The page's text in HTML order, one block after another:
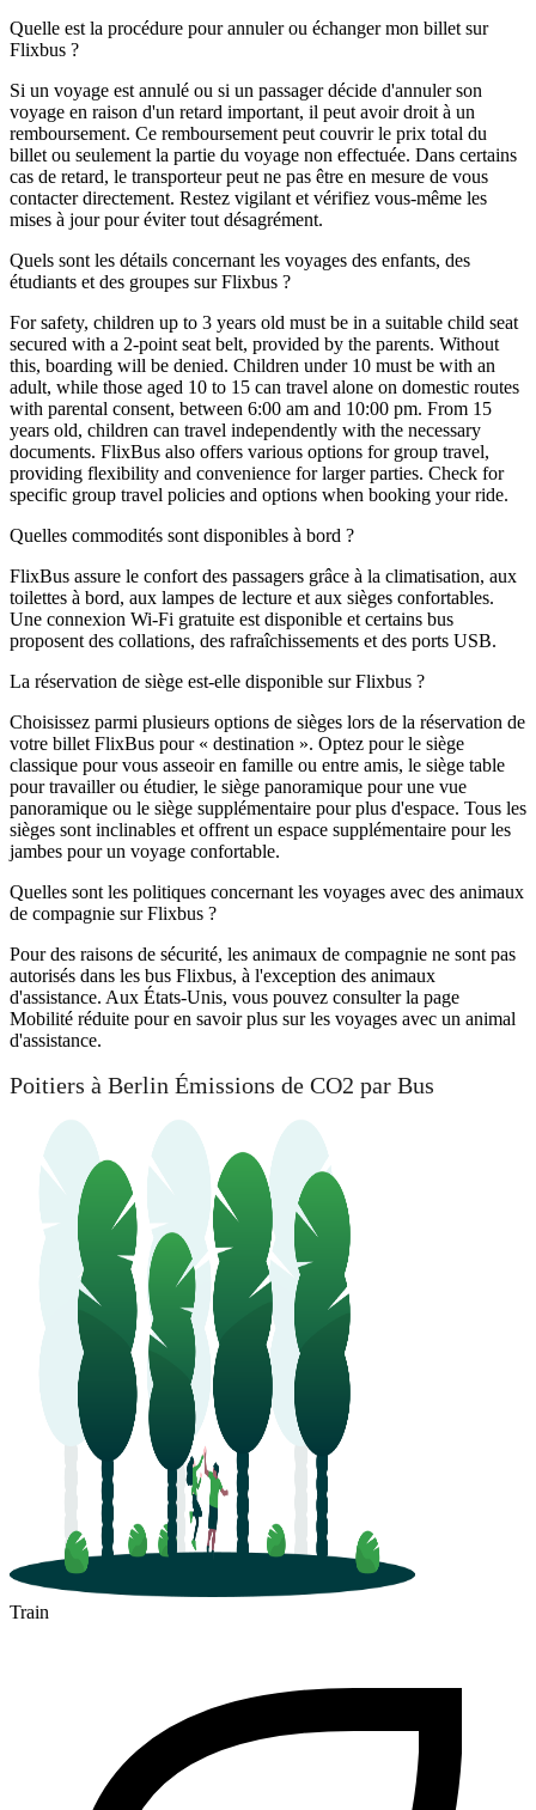
Quelle est la procédure pour annuler ou échanger mon billet sur
Flixbus ?
Si un voyage est annulé ou si un passager décide d'annuler son
voyage en raison d'un retard important, il peut avoir droit à un
remboursement. Ce remboursement peut couvrir le prix total du
billet ou seulement la partie du voyage non effectuée. Dans certains
cas de retard, le transporteur peut ne pas être en mesure de vous
contacter directement. Restez vigilant et vérifiez vous-même les
mises à jour pour éviter tout désagrément.
Quels sont les détails concernant les voyages des enfants, des
étudiants et des groupes sur Flixbus ?
For safety, children up to 3 years old must be in a suitable child seat
secured with a 2-point seat belt, provided by the parents. Without
this, boarding will be denied. Children under 10 must be with an
adult, while those aged 10 to 15 can travel alone on domestic routes
with parental consent, between 6:00 am and 10:00 pm. From 15
years old, children can travel independently with the necessary
documents. FlixBus also offers various options for group travel,
providing flexibility and convenience for larger parties. Check for
specific group travel policies and options when booking your ride.
Quelles commodités sont disponibles à bord ?
FlixBus assure le confort des passagers grâce à la climatisation, aux
toilettes à bord, aux lampes de lecture et aux sièges confortables.
Une connexion Wi-Fi gratuite est disponible et certains bus
proposent des collations, des rafraîchissements et des ports USB.
La réservation de siège est-elle disponible sur Flixbus ?
Choisissez parmi plusieurs options de sièges lors de la réservation de
votre billet FlixBus pour « destination ». Optez pour le siège
classique pour vous asseoir en famille ou entre amis, le siège table
pour travailler ou étudier, le siège panoramique pour une vue
panoramique ou le siège supplémentaire pour plus d'espace. Tous les
sièges sont inclinables et offrent un espace supplémentaire pour les
jambes pour un voyage confortable.
Quelles sont les politiques concernant les voyages avec des animaux
de compagnie sur Flixbus ?
Pour des raisons de sécurité, les animaux de compagnie ne sont pas
autorisés dans les bus Flixbus, à l'exception des animaux
d'assistance. Aux États-Unis, vous pouvez consulter la page
Mobilité réduite pour en savoir plus sur les voyages avec un animal
d'assistance.
Poitiers à Berlin Émissions de CO2 par Bus
Train